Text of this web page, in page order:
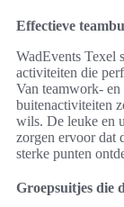
Effectieve
WadEvents Texel
activiteiten die
Van teamwork- en
buitenactiviteiten
wils. De leuke en
zorgen ervoor dat
sterke punten
Groepsuitjes die